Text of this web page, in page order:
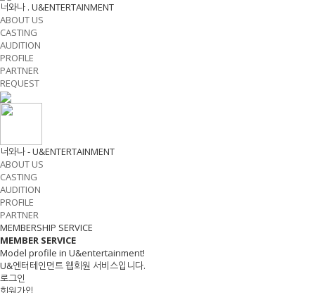
너와나 . U&ENTERTAINMENT
ABOUT US
CASTING
AUDITION
PROFILE
PARTNER
REQUEST
너와나 - U&ENTERTAINMENT
ABOUT US
CASTING
AUDITION
PROFILE
PARTNER
MEMBERSHIP SERVICE
MEMBER SERVICE
Model profile in U&entertainment!
U&엔터테인먼트 웹회원 서비스입니다.
로그인